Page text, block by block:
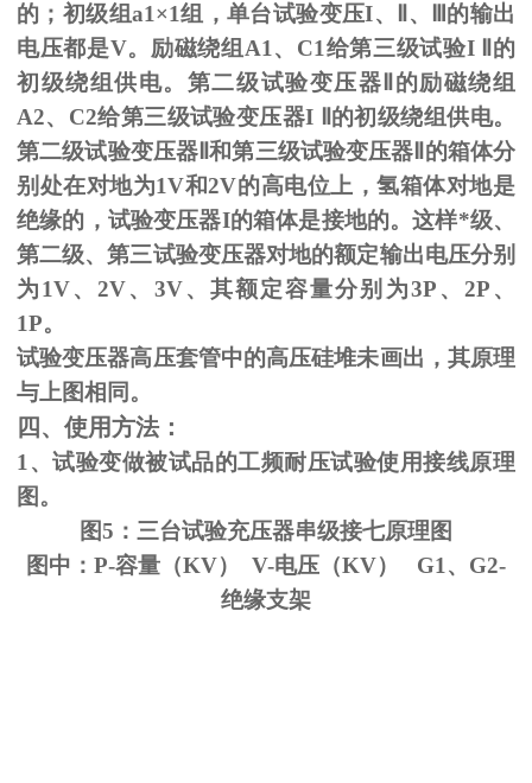
的；初级组a1×1组，单台试验变压I、 、
的输出
电压都是V。励磁绕组 A1 、 C1给第三级试验I
Ⅱ的
初级绕组供电。第二级试验变压器Ⅱ的励磁绕组
A2、C2给第三级试验变压器I Ⅱ的初级绕组供电。
第二级试验变压器Ⅱ和第三级试验变压器Ⅱ的箱体分
别处在对地为1V和2V的高电位上，氢箱体对地是
绝缘的，试验变压器I的箱体是接地的。这样*级、
第二级、第三试验变压器对地的额定输出电压分别
为1V、2V、3V、其额定容量分别为3P、2P、
1P。
试验变压器高压套管中的高压硅堆未画出，其原理
与上图相同。
四、使用方法：
1、试验变做被试品的工频耐压试验使用接线原理
图。
图5：三台试验充压器串级接七原理图
图中：P-容量（KV） V-电压（KV） G1、G2-
绝缘支架